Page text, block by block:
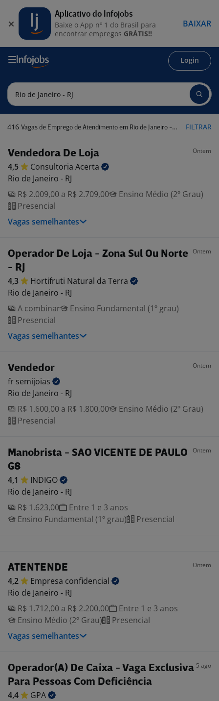
Login
416 Vagas de Emprego de Atendimento em Rio de Janeiro - RJ FILTRAR
Vendedora De Loja Ontem
4,5 Consultoria Acerta
Rio de Janeiro - RJ
R$ 2.009,00 a R$ 2.709,00
Ensino Médio (2º Grau)
Presencial
Vagas semelhantes
Operador De Loja - Zona Sul Ou Norte
- RJ
Ontem
4,3 Hortifruti Natural da Terra
Rio de Janeiro - RJ
A combinar
Ensino Fundamental (1º grau)
Presencial
Vagas semelhantes
Vendedor Ontem
fr semijoias
Rio de Janeiro - RJ
R$ 1.600,00 a R$ 1.800,00
Ensino Médio (2º Grau)
Presencial
Manobrista - SAO VICENTE DE PAULO
G8
Ontem
4,1
INDIGO
Rio de Janeiro - RJ
R$ 1.623,00
Entre 1 e 3 anos
Ensino Fundamental (1º grau)
Presencial
ATENTENDE Ontem
4,2 Empresa confidencial
Rio de Janeiro - RJ
R$ 1.712,00 a R$ 2.200,00
Entre 1 e 3 anos
Ensino Médio (2º Grau)
Presencial
Vagas semelhantes
Operador(A) De Caixa - Vaga Exclusiva
Para Pessoas Com Deficiência
5 ago
4,4
GPA
Aplicativo do Infojobs
Baixe o App nº 1 do Brasil para
encontrar empregos GRÁTIS!!
BAIXAR